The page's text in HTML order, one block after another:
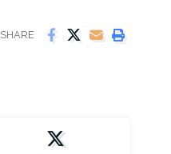
SHARE